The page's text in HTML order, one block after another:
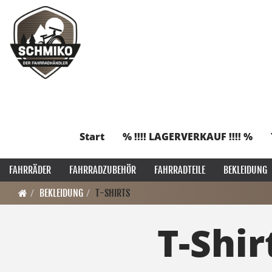
Start % !!!! LAGERVERKAUF !!!! %
FAHRRÄDER FAHRRADZUBEHÖR FAHRRADTEILE
BEKLEIDUNG
BEKLEIDUNG
T-SHIRTS
T-